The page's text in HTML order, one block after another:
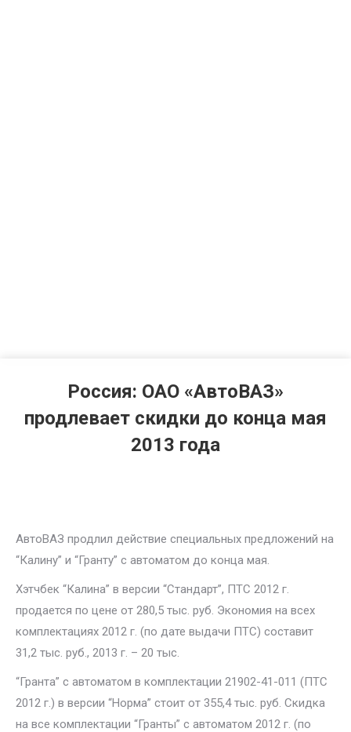
Россия: ОАО «АвтоВАЗ»
продлевает скидки до конца мая
2013 года
АвтоВАЗ продлил действие специальных предложений на
“Калину” и “Гранту” с автоматом до конца мая.
Хэтчбек “Калина” в версии “Стандарт”, ПТС 2012 г.
продается по цене от 280,5 тыс. руб. Экономия на всех
комплектациях 2012 г. (по дате выдачи ПТС) составит
31,2 тыс. руб., 2013 г. – 20 тыс.
“Гранта” с автоматом в комплектации 21902-41-011 (ПТС
2012 г.) в версии “Норма” стоит от 355,4 тыс. руб. Скидка
на все комплектации “Гранты” с автоматом 2012 г. (по